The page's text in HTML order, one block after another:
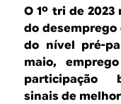
B
o
d
e
b
O 1º tri de
do desemprego
do nível pré-
maio,
participação
sinais de